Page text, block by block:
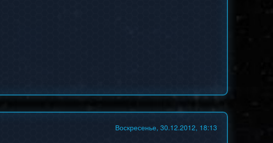
Воскресенье, 30.12.2012, 18:13